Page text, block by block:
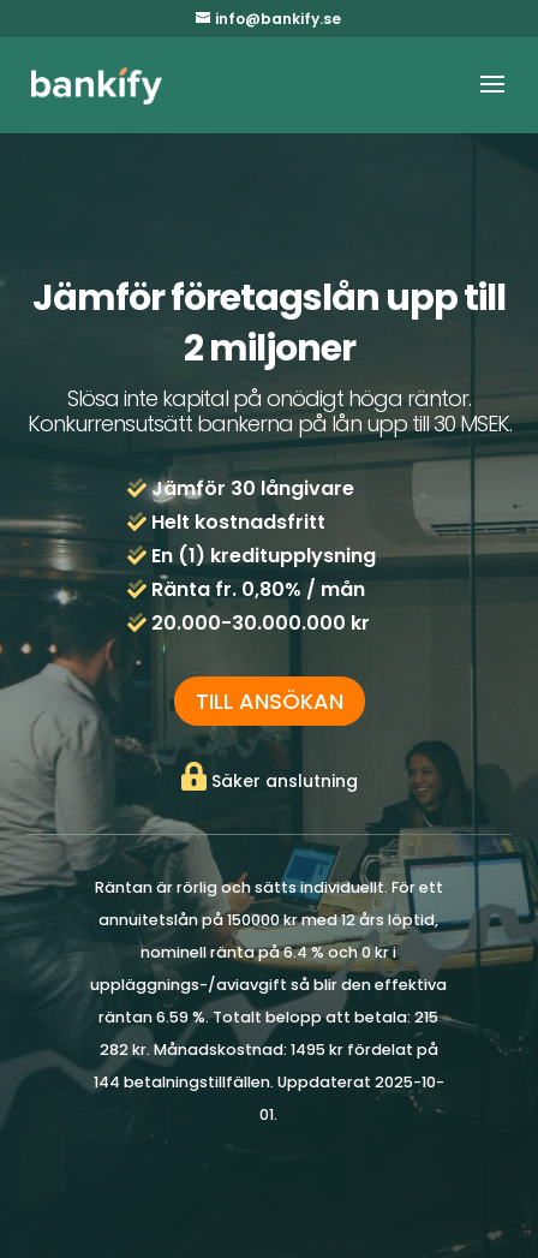
info@bankify.se
Jämför företagslån upp till
2 miljoner
Slösa inte kapital på onödigt höga räntor.
Konkurrensutsätt bankerna på lån upp till 30 MSEK.
Jämför 30 långivare
Helt kostnadsfritt
En (1) kreditupplysning
Ränta fr. 0,80% / mån
20.000-30.000.000 kr
TILL ANSÖKAN
Säker anslutning
Räntan är rörlig och sätts individuellt. För ett
annuitetslån på 150000 kr med 12 års löptid,
nominell ränta på 6.4 % och 0 kr i
uppläggnings-/aviavgift så blir den effektiva
räntan 6.59 %. Totalt belopp att betala: 215
282 kr. Månadskostnad: 1495 kr fördelat på
144 betalningstillfällen. Uppdaterat 2025-10-
01.